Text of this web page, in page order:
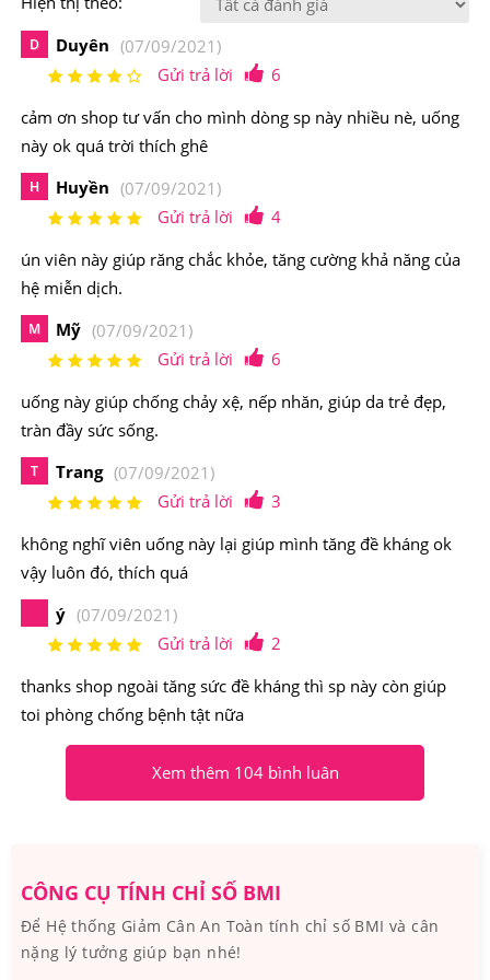
của hệ miễn dịch.
-Tăng khả năng hấp thụ canxi ở ruột và khả năng hấp thụ
-Chống còi xương ở trẻ nhỏ và loãng xương ở người già.
-Phòng ngừa bệnh ung thư hữu hiệu là giảm 25% nguy
cơ ung thư vú và hơn 30% nguy cơ ung thư ruột.
-Làm giảm tình trạng viêm khớp xương mạn tính.
Điểm nổi bật của Viên Uống Kirkland Signature
Vitamin D3 2000 IU Cao Cấp Của Mỹ
Kirkland SignatureVitamin D3 2000 IUbổ sung hàm
lượng vitamin D3 thiết yếu mỗi ngày, giúp tăng cường
hấp thu canxi và phốt pho trong cơ thể, tăng cường sự
chắc khỏe của xương, răng, cơ,.. đồng thời ngăn ngừa
bệnh về xương, tăng miễn dịch, giảm nguy cơ mắc các
bệnh đau lưng, trầm cảm, ung thư vú, đại tràng, tim
mạch....
D Duyên (07/09/2021)
Gửi trả lời
6
cảm ơn shop tư vấn cho mình dòng sp này nhiều nè, uống
này ok quá trời thích ghê
H Huyền (07/09/2021)
Gửi trả lời
4
ún viên này giúp răng chắc khỏe, tăng cường khả năng của
hệ miễn dịch.
M Mỹ (07/09/2021)
Gửi trả lời
6
uống này giúp chống chảy xệ, nếp nhăn, giúp da trẻ đẹp,
tràn đầy sức sống.
T Trang (07/09/2021)
Gửi trả lời
3
không nghĩ viên uống này lại giúp mình tăng đề kháng ok
vậy luôn đó, thích quá
ý (07/09/2021)
Gửi trả lời
2
thanks shop ngoài tăng sức đề kháng thì sp này còn giúp
toi phòng chống bệnh tật nữa
Xem thêm 104 bình luân
CÔNG CỤ TÍNH CHỈ SỐ BMI
Để Hệ thống Giảm Cân An Toàn tính chỉ số BMI và cân
nặng lý tưởng giúp bạn nhé!